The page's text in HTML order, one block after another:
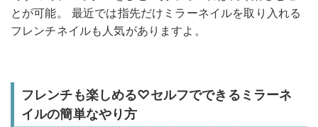
とが可能。 最近では指先だけミラーネイルを取り入れる
フレンチネイルも人気がありますよ。
フレンチも楽しめる♡セルフでできるミラーネ
イルの簡単なやり方